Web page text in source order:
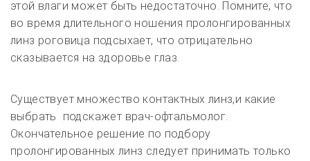
этой влаги может быть недостаточно. Помните, что
во время длительного ношения пролонгированных
линз роговица подсыхает, что отрицательно
сказывается на здоровье глаз.
Существует множество контактных линз,и какие
выбрать подскажет врач-офтальмолог.
Окончательное решение по подбору
пролонгированных линз следует принимать только